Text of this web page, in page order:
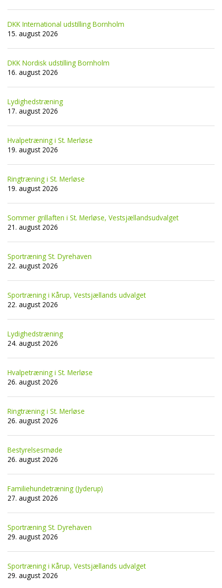
DKK International udstilling Bornholm
15. august 2026
DKK Nordisk udstilling Bornholm
16. august 2026
Lydighedstræning
17. august 2026
Hvalpetræning i St. Merløse
19. august 2026
Ringtræning i St. Merløse
19. august 2026
Sommer grillaften i St. Merløse, Vestsjællandsudvalget
21. august 2026
Sportræning St. Dyrehaven
22. august 2026
Sportræning i Kårup, Vestsjællands udvalget
22. august 2026
Lydighedstræning
24. august 2026
Hvalpetræning i St. Merløse
26. august 2026
Ringtræning i St. Merløse
26. august 2026
Bestyrelsesmøde
26. august 2026
Familiehundetræning (Jyderup)
27. august 2026
Sportræning St. Dyrehaven
29. august 2026
Sportræning i Kårup, Vestsjællands udvalget
29. august 2026